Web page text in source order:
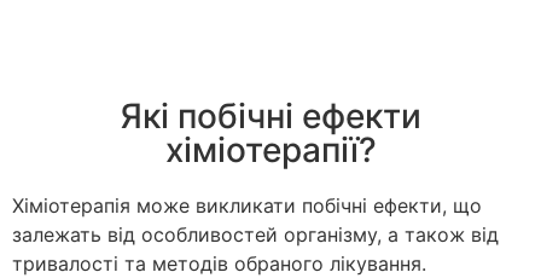
Які побічні ефекти
хіміотерапії?
Хіміотерапія може викликати побічні ефекти, що
залежать від особливостей організму, а також від
тривалості та методів обраного лікування.